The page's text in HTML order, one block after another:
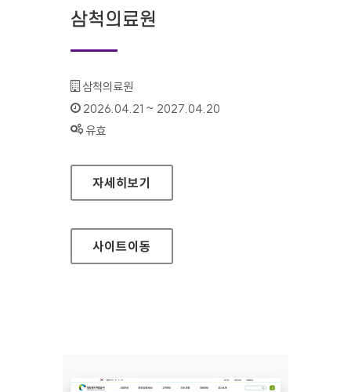
삼척의료원
기관명 :
삼척의료원
인증기간 :
2026.04.21 ~ 2027.04.20
상태 :
유효
삼척의료원
자세히보기
사이트이동